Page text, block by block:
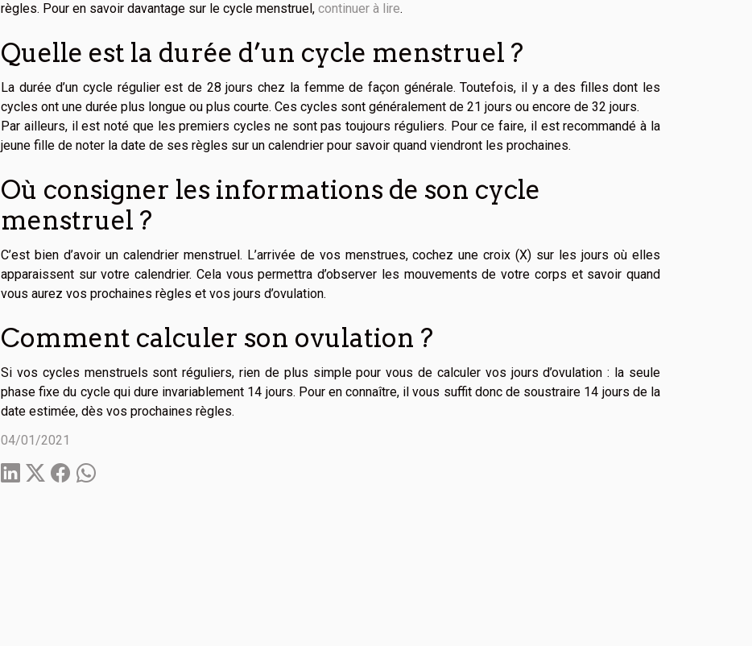
règles. Pour en savoir davantage sur le cycle menstruel, continuer à lire.
Quelle est la durée d’un cycle menstruel ?
La durée d’un cycle régulier est de 28 jours chez la femme de façon générale. Toutefois, il y a des filles dont les
cycles ont une durée plus longue ou plus courte. Ces cycles sont généralement de 21 jours ou encore de 32 jours.
Par ailleurs, il est noté que les premiers cycles ne sont pas toujours réguliers. Pour ce faire, il est recommandé à la
jeune fille de noter la date de ses règles sur un calendrier pour savoir quand viendront les prochaines.
Où consigner les informations de son cycle
menstruel ?
C’est bien d’avoir un calendrier menstruel. L’arrivée de vos menstrues, cochez une croix (X) sur les jours où elles
apparaissent sur votre calendrier. Cela vous permettra d’observer les mouvements de votre corps et savoir quand
vous aurez vos prochaines règles et vos jours d’ovulation.
Comment calculer son ovulation ?
Si vos cycles menstruels sont réguliers, rien de plus simple pour vous de calculer vos jours d’ovulation : la seule
phase fixe du cycle qui dure invariablement 14 jours. Pour en connaître, il vous suffit donc de soustraire 14 jours de la
date estimée, dès vos prochaines règles.
04/01/2021